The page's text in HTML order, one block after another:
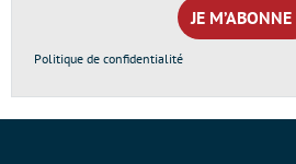
*
Politique de confidentialité